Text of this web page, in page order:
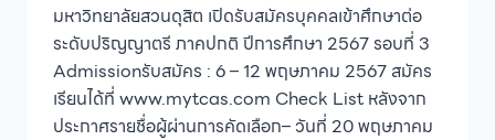
มหาวิทยาลัยสวนดุสิต เปิดรับสมัครบุคคลเข้าศึกษาต่อ
ระดับปริญญาตรี ภาคปกติ ปีการศึกษา 2567 รอบที่ 3
Admissionรับสมัคร : 6 – 12 พฤษภาคม 2567 สมัคร
เรียนได้ที่ www.mytcas.com Check List หลังจาก
ประกาศรายชื่อผู้ผ่านการคัดเลือก– วันที่ 20 พฤษภาคม